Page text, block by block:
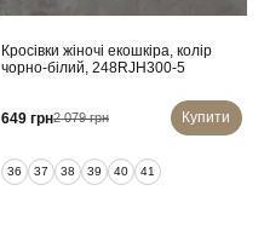
Кросівки жіночі екошкіра, колір
чорно-білий, 248RJH300-5
649 грн2 079 грн Купити
36 37 38 39 40 41